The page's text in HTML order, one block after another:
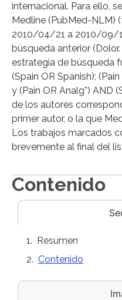
internacional. Para ello,
Medline (PubMed-NLM)
2010/04/21 a 2010/09/
búsqueda anterior
estrategia de búsqueda
(Spain OR Spanish);
y (Pain OR Analg*) AND
de los autores
primer autor, o la que
Los trabajos marcados
brevemente al final del
Contenido
Resumen
Contenido